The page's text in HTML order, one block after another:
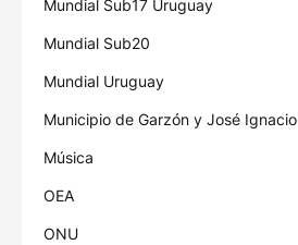
Mundial Sub17 Uruguay
Mundial Sub20
Mundial Uruguay
Municipio de Garzón y José Ignacio
Música
OEA
ONU